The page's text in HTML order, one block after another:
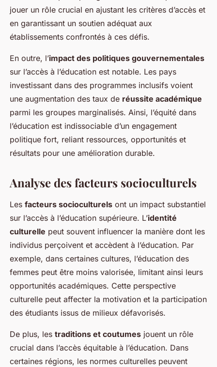
jouer un rôle crucial en ajustant les critères d’accès et
en garantissant un soutien adéquat aux
établissements confrontés à ces défis.
En outre, l’impact des politiques gouvernementales
sur l’accès à l’éducation est notable. Les pays
investissant dans des programmes inclusifs voient
une augmentation des taux de réussite académique
parmi les groupes marginalisés. Ainsi, l’équité dans
l’éducation est indissociable d’un engagement
politique fort, reliant ressources, opportunités et
résultats pour une amélioration durable.
Analyse des facteurs socioculturels
Les facteurs socioculturels ont un impact substantiel
sur l’accès à l’éducation supérieure. L’identité
culturelle peut souvent influencer la manière dont les
individus perçoivent et accèdent à l’éducation. Par
exemple, dans certaines cultures, l’éducation des
femmes peut être moins valorisée, limitant ainsi leurs
opportunités académiques. Cette perspective
culturelle peut affecter la motivation et la participation
des étudiants issus de milieux défavorisés.
De plus, les traditions et coutumes jouent un rôle
crucial dans l’accès équitable à l’éducation. Dans
certaines régions, les normes culturelles peuvent